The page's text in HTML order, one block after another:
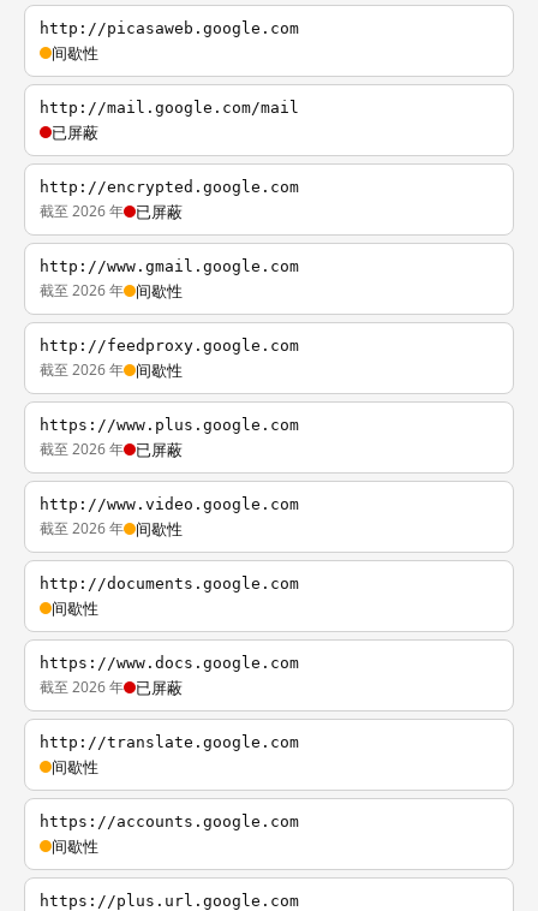
http://picasaweb.google.com
间歇性
http://mail.google.com/mail
已屏蔽
http://encrypted.google.com
截至 2026 年 已屏蔽
http://www.gmail.google.com
截至 2026 年 间歇性
http://feedproxy.google.com
截至 2026 年 间歇性
https://www.plus.google.com
截至 2026 年 已屏蔽
http://www.video.google.com
截至 2026 年 间歇性
http://documents.google.com
间歇性
https://www.docs.google.com
截至 2026 年 已屏蔽
http://translate.google.com
间歇性
https://accounts.google.com
间歇性
https://plus.url.google.com